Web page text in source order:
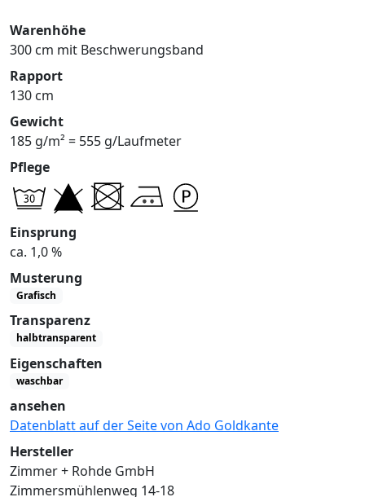
Warenhöhe
300 cm mit Beschwerungsband
Rapport
130 cm
Gewicht
185 g/m² = 555 g/Laufmeter
Pflege
Einsprung
ca. 1,0 %
Musterung
Grafisch
Transparenz
halbtransparent
Eigenschaften
waschbar
ansehen
Datenblatt auf der Seite von Ado Goldkante
Hersteller
Zimmer + Rohde GmbH
Zimmersmühlenweg 14-18